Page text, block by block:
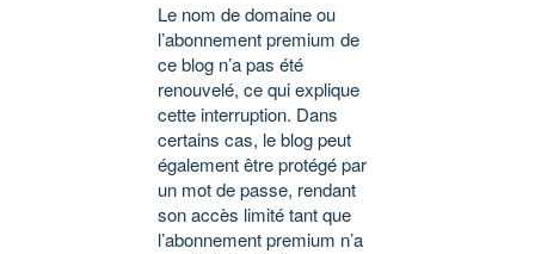
Le nom de domaine ou
l’abonnement premium de
ce blog n’a pas été
renouvelé, ce qui explique
cette interruption. Dans
certains cas, le blog peut
également être protégé par
un mot de passe, rendant
son accès limité tant que
l’abonnement premium n’a